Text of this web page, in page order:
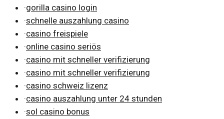
·gorilla casino login
·schnelle auszahlung casino
·casino freispiele
·online casino seriös
·casino mit schneller verifizierung
·casino mit schneller verifizierung
·casino schweiz lizenz
·casino auszahlung unter 24 stunden
·sol casino bonus